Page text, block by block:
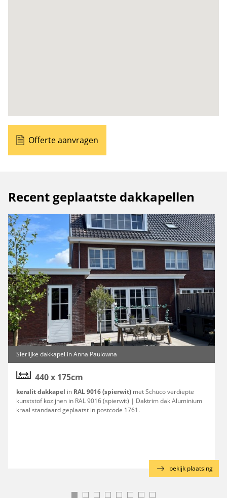
Offerte aanvragen
Recent geplaatste dakkapellen
Sierlijke dakkapel in Anna Paulowna
440 x 175cm
keralit dakkapel in RAL 9016 (spierwit) met Schüco verdiepte
kunststof kozijnen in RAL 9016 (spierwit) | Daktrim dak Aluminium
kraal standaard geplaatst in postcode 1761.
bekijk plaatsing